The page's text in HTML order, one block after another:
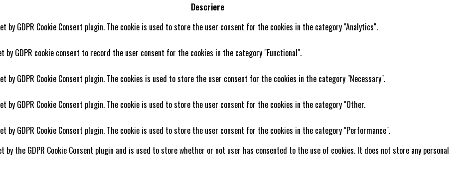
Descriere
by GDPR Cookie Consent plugin. The cookie is used to store the user consent for the cookies in the category "Analytics".
by GDPR cookie consent to record the user consent for the cookies in the category "Functional".
by GDPR Cookie Consent plugin. The cookies is used to store the user consent for the cookies in the category "Necessary".
by GDPR Cookie Consent plugin. The cookie is used to store the user consent for the cookies in the category "Other.
by GDPR Cookie Consent plugin. The cookie is used to store the user consent for the cookies in the category "Performance".
by the GDPR Cookie Consent plugin and is used to store whether or not user has consented to the use of cookies. It does not store any personal